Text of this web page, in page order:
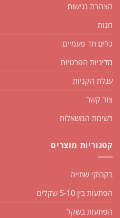
הצהרת נגישות
חנות
כלים חד פעמיים
מדיניות הפרטיות
עגלת הקניות
צור קשר
רשימת המשאלות
קטגוריות מוצרים
בקבוקי שתייה
הפתעות בין 5-10 שקלים
הפתעות בשקל